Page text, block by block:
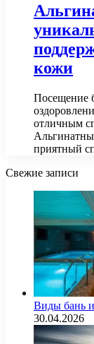
кожи
Посещение
отличным
приятный
Свежие записи
Виды бань
30.04.2026